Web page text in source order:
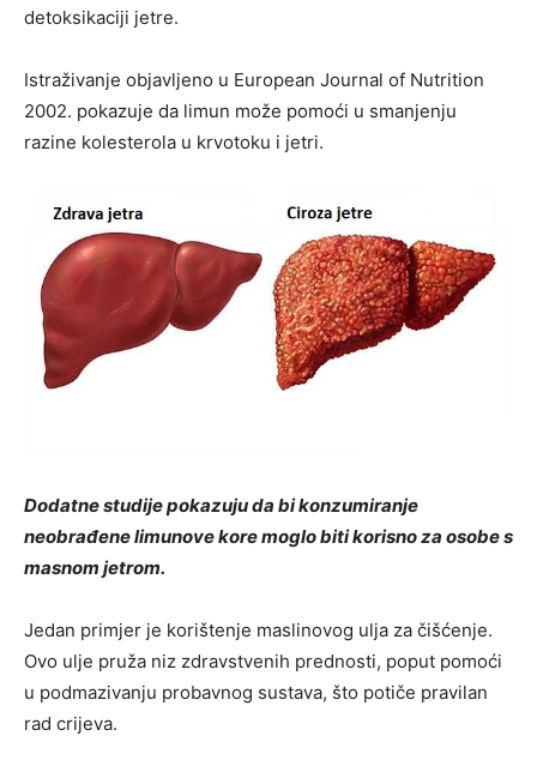
detoksikaciji jetre.
Istraživanje objavljeno u European Journal of Nutrition
2002. pokazuje da limun može pomoći u smanjenju
razine kolesterola u krvotoku i jetri.
Dodatne studije pokazuju da bi konzumiranje
neobrađene limunove kore moglo biti korisno za osobe s
masnom jetrom.
Jedan primjer je korištenje maslinovog ulja za čišćenje.
Ovo ulje pruža niz zdravstvenih prednosti, poput pomoći
u podmazivanju probavnog sustava, što potiče pravilan
rad crijeva.